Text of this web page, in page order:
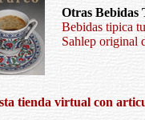
Otras Bebidas
Bebidas tipica
Sahlep original
tienda virtual con